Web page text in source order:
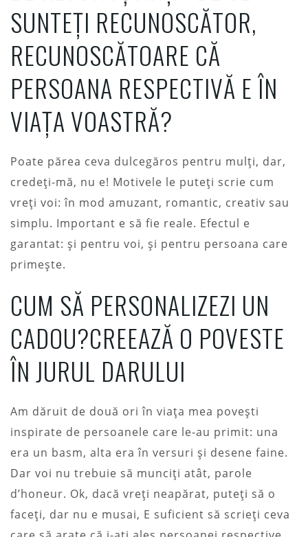
SUNTEȚI RECUNOSCĂTOR,
RECUNOSCĂTOARE CĂ
PERSOANA RESPECTIVĂ E ÎN
VIAȚA VOASTRĂ?
Poate părea ceva dulcegăros pentru mulți, dar,
credeți-mă, nu e! Motivele le puteți scrie cum
vreți voi: în mod amuzant, romantic, creativ sau
simplu. Important e să fie reale. Efectul e
garantat: și pentru voi, și pentru persoana care
primește.
CUM SĂ PERSONALIZEZI UN
CADOU?CREEAZĂ O POVESTE
ÎN JURUL DARULUI
Am dăruit de două ori în viața mea povești
inspirate de persoanele care le-au primit: una
era un basm, alta era în versuri și desene faine.
Dar voi nu trebuie să munciți atât, parole
d’honeur. Ok, dacă vreți neapărat, puteți să o
faceți, dar nu e musai, E suficient să scrieți ceva